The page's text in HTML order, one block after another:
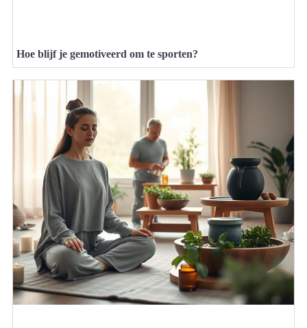
Hoe blijf je gemotiveerd om te sporten?